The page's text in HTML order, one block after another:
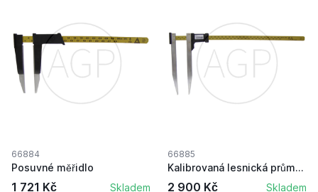
66884
Posuvné měřidlo
1 721 Kč Skladem
66885
Kalibrovaná lesnická průměrka Waldfix 60 cm
2 900 Kč Skladem